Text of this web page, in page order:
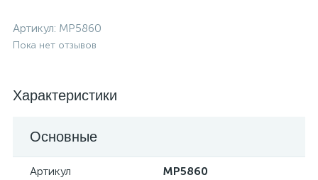
Артикул: MP5860
Пока нет отзывов
Характеристики
Основные
Артикул MP5860